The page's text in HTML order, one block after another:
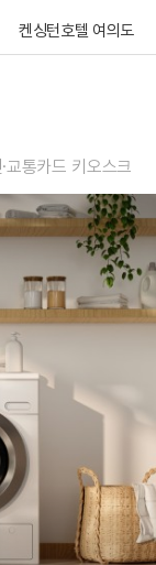
켄싱턴호텔 여의도
교통카드 키오스크